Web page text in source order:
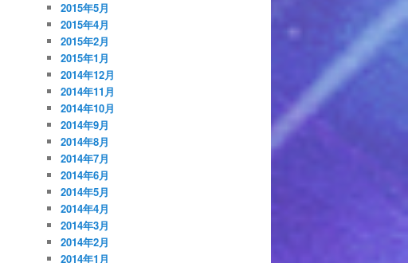
2015年5月
2015年4月
2015年2月
2015年1月
2014年12月
2014年11月
2014年10月
2014年9月
2014年8月
2014年7月
2014年6月
2014年5月
2014年4月
2014年3月
2014年2月
2014年1月